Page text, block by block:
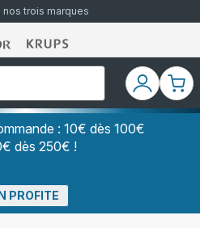
nos trois marques
Accueil
Rowenta
Accueil
Rowenta
Mon
compte
Mon
: 10€ dès 100€
dès 250€ !
PROFITE